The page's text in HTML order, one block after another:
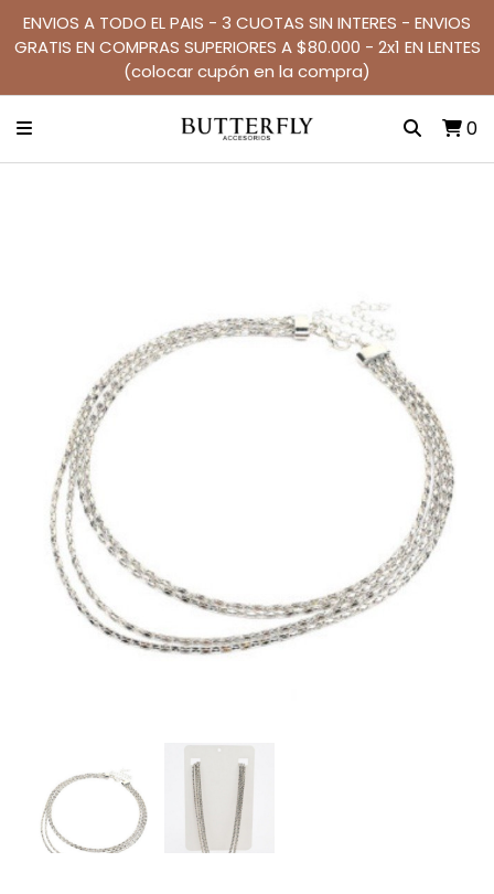
ENVIOS A TODO EL PAIS - 3 CUOTAS SIN INTERES - ENVIOS
GRATIS EN COMPRAS SUPERIORES A $80.000 - 2x1 EN LENTES
(colocar cupón en la compra)
0